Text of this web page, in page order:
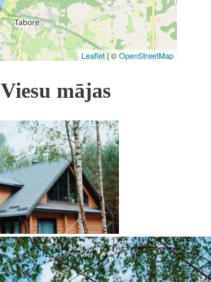
Leaflet| ©OpenStreetMap
Viesu mājas